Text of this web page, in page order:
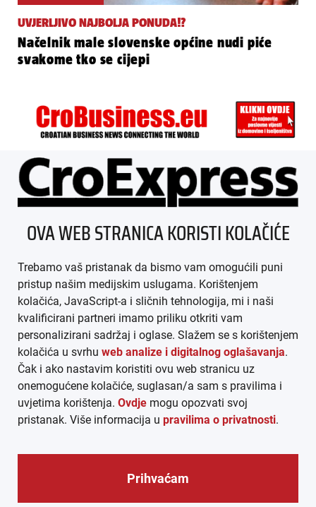
UVJERLJIVO NAJBOLJA PONUDA!?
Načelnik male slovenske općine nudi piće
svakome tko se cijepi
ÜBER UNS
IMPRESSUM
AGB
DATENSCHUTZ
MEDIADATEN
ARHIVA (PDF)
OVA WEB STRANICA KORISTI KOLAČIĆE
Trebamo vaš pristanak da bismo vam omogućili puni
pristup našim medijskim uslugama. Korištenjem
kolačića, JavaScript-a i sličnih tehnologija, mi i naši
kvalificirani partneri imamo priliku otkriti vam
personalizirani sadržaj i oglase. Slažem se s korištenjem
kolačića u svrhu web analize i digitalnog oglašavanja.
Čak i ako nastavim koristiti ovu web stranicu uz
onemogućene kolačiće, suglasan/a sam s pravilima i
uvjetima korištenja. Ovdje mogu opozvati svoj
pristanak. Više informacija u pravilima o privatnosti.
Prihvaćam